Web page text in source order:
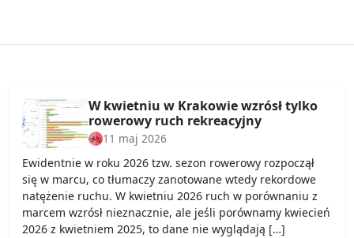
W kwietniu w Krakowie wzrósł tylko
rowerowy ruch rekreacyjny
11 maj 2026
Ewidentnie w roku 2026 tzw. sezon rowerowy rozpoczął
się w marcu, co tłumaczy zanotowane wtedy rekordowe
natężenie ruchu. W kwietniu 2026 ruch w porównaniu z
marcem wzrósł nieznacznie, ale jeśli porównamy kwiecień
2026 z kwietniem 2025, to dane nie wyglądają […]